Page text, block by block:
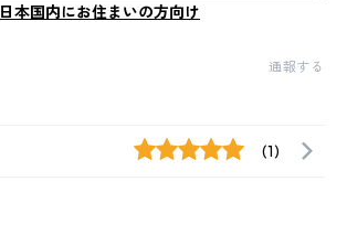
日本国内にお住まいの方向け
通報する
(1)